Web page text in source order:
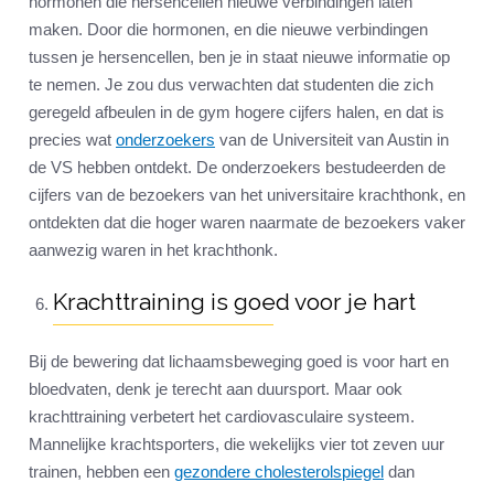
maken. Door die hormonen, en die nieuwe verbindingen
tussen je hersencellen, ben je in staat nieuwe informatie op
te nemen. Je zou dus verwachten dat studenten die zich
geregeld afbeulen in de gym hogere cijfers halen, en dat is
precies wat onderzoekers van de Universiteit van Austin in
de VS hebben ontdekt. De onderzoekers bestudeerden de
cijfers van de bezoekers van het universitaire krachthonk, en
ontdekten dat die hoger waren naarmate de bezoekers vaker
aanwezig waren in het krachthonk.
Krachttraining is goed voor je hart
Bij de bewering dat lichaamsbeweging goed is voor hart en
bloedvaten, denk je terecht aan duursport. Maar ook
krachttraining verbetert het cardiovasculaire systeem.
Mannelijke krachtsporters, die wekelijks vier tot zeven uur
trainen, hebben een gezondere cholesterolspiegel dan